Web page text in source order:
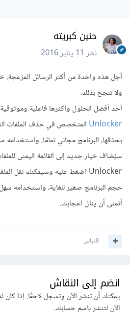
حنين كبريته
نشر11 يناير 2016
أجل هذه واحدة من أكثر الرسائل
ولا تنجح بذلك.
أحد أفضل الحلول وأكثرها فاعلية
Unlockerالمتخصص في حذف الملفات
بحذفها، البرنامج مجاني تمامًا، واستخدامه
سيُضاف خيار جديد إلى القائمة اليمنى
Unlocker اضغط عليه وسيمكنك نقل الملف أو حذفه بالتأكيد.
حجم البرنامج صغير للغاية، واستخدامه
أتمنى أن ينال اعجابك.
اقتباس
انضم إلى النقاش
يمكنك أن تنشر الآن وتسجل لاحقًا. إذا
الآنلتنشر باسم حسابك.